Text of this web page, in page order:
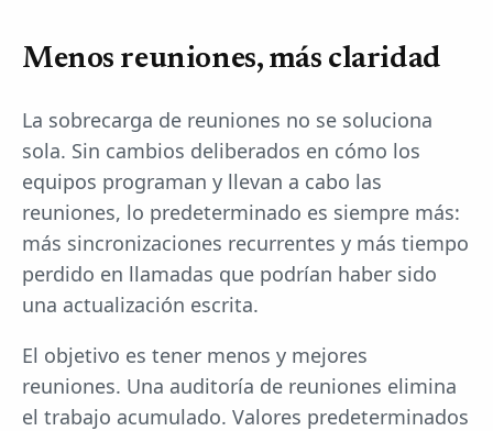
Menos reuniones, más claridad
La sobrecarga de reuniones no se soluciona
sola. Sin cambios deliberados en cómo los
equipos programan y llevan a cabo las
reuniones, lo predeterminado es siempre más:
más sincronizaciones recurrentes y más tiempo
perdido en llamadas que podrían haber sido
una actualización escrita.
El objetivo es tener menos y mejores
reuniones. Una auditoría de reuniones elimina
el trabajo acumulado. Valores predeterminados